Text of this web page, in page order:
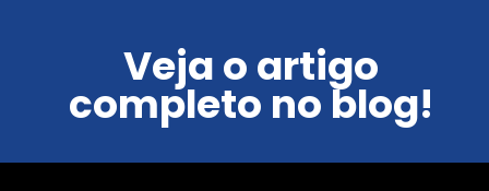
Veja o artigo
completo no blog!